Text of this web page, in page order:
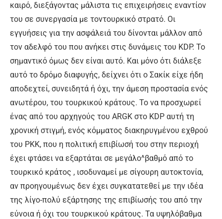
καιρό, διεξάγοντας μάλιστα τις επιχειρήσεις εναντίον
του σε συνεργασία με τοντουρκικό στρατό. Οι
εγγυήσεις για την ασφάλειά του δίνονται μάλλον από
τον αδελφό του που ανήκει στις δυνάμεις του KDP. Το
σημαντικό όμως δεν είναι αυτό. Και μόνο ότι διάλεξε
αυτό το δρόμο διαφυγής, δείχνει ότι ο Σακίκ είχε ήδη
αποδεχτεί, συνειδητά ή όχι, την άμεση προστασία ενός
ανωτέρου, του τουρκικού κράτους. Το να προσχωρεί
ένας από του αρχηγούς του ARGK στο KDP αυτή τη
χρονική στιγμή, ενός κόμματος διακηρυγμένου εχθρού
του ΡΚΚ, που η πολιτική επιβίωσή του στην περιοχή
έχει φτάσει να εξαρτάται σε μεγάλο^βαθμό από το
τουρκικό κράτος , ισοδυναμεί με σίγουρη αυτοκτονία,
αν προηγουμένως δεν έχει συγκατατεθεί με την ιδέα
της λίγο-πολύ εξάρτησης της επιβίωσής του από την
εύνοια ή όχι του τουρκικού κράτους. Τα υψηλόβαθμα